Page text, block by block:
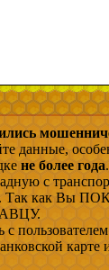
данные,
не более года.
с
Так как Вы